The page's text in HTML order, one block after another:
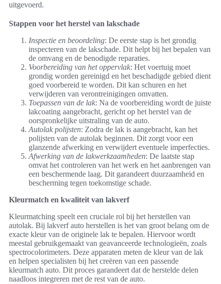
uitgevoerd.
Stappen voor het herstel van lakschade
Inspectie en beoordeling: De eerste stap is het grondig
inspecteren van de lakschade. Dit helpt bij het bepalen van
de omvang en de benodigde reparaties.
Voorbereiding van het oppervlak: Het voertuig moet
grondig worden gereinigd en het beschadigde gebied dient
goed voorbereid te worden. Dit kan schuren en het
verwijderen van verontreinigingen omvatten.
Toepassen van de lak: Na de voorbereiding wordt de juiste
lakcoating aangebracht, gericht op het herstel van de
oorspronkelijke uitstraling van de auto.
Autolak polijsten: Zodra de lak is aangebracht, kan het
polijsten van de autolak beginnen. Dit zorgt voor een
glanzende afwerking en verwijdert eventuele imperfecties.
Afwerking van de lakwerkzaamheden: De laatste stap
omvat het controleren van het werk en het aanbrengen van
een beschermende laag. Dit garandeert duurzaamheid en
bescherming tegen toekomstige schade.
Kleurmatch en kwaliteit van lakverf
Kleurmatching speelt een cruciale rol bij het herstellen van
autolak. Bij lakverf auto herstellen is het van groot belang om de
exacte kleur van de originele lak te bepalen. Hiervoor wordt
meestal gebruikgemaakt van geavanceerde technologieën, zoals
spectrocolorimeters. Deze apparaten meten de kleur van de lak
en helpen specialisten bij het creëren van een passende
kleurmatch auto. Dit proces garandeert dat de herstelde delen
naadloos integreren met de rest van de auto.